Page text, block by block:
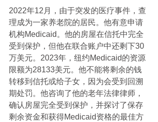
2022年12月，由于突发的医疗事件，查
理成为一家养老院的居民。他有意申请
机构Medicaid。他的房屋在信托中完全
受到保护，但他在联合账户中还剩下30
万美元。2023年，纽约Medicaid的资源
限额为28133美元。他不能将剩余的钱
转移到信托或给子女，因为会受到回溯
期处罚。他咨询了他的老年法律律师，
确认房屋完全受到保护，并探讨了保存
剩余资金和获得Medicaid资格的最佳方